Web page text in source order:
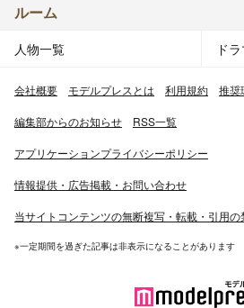
ルーム
人物一覧 ド
会社概要 モデルプレスとは 利用規約 推奨
編集部からのお知らせ RSS一覧
アプリケーションプライバシーポリシー
情報提供・広告掲載・お問い合わせ
当サイトコンテンツの無断複写・転載・引用の
※一定期間を過ぎた記事は非表示になることがあります